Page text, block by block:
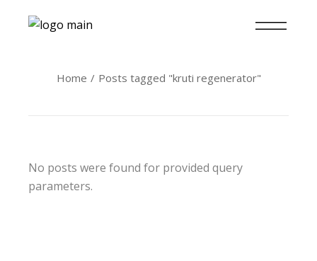
Home Posts tagged "kruti regenerator"
No posts were found for provided query
parameters.